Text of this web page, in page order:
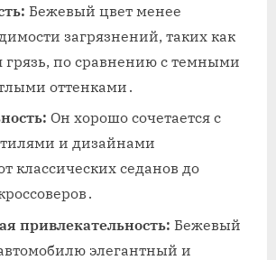
Бежевый цвет менее
загрязнений, таких как
по сравнению с темными
оттенками․
Он хорошо сочетается с
и дизайнами
классических седанов до
привлекательность: Бежевый
элегантный и